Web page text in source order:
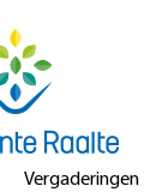
Vergaderingen